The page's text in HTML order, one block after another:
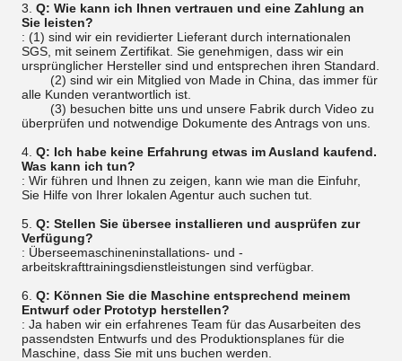
3. Q: Wie kann ich Ihnen vertrauen und eine Zahlung an
Sie leisten?
: (1) sind wir ein revidierter Lieferant durch internationalen
SGS, mit seinem Zertifikat. Sie genehmigen, dass wir ein
ursprünglicher Hersteller sind und entsprechen ihren Standard.
(2) sind wir ein Mitglied von Made in China, das immer für
alle Kunden verantwortlich ist.
(3) besuchen bitte uns und unsere Fabrik durch Video zu
überprüfen und notwendige Dokumente des Antrags von uns.
4. Q: Ich habe keine Erfahrung etwas im Ausland kaufend.
Was kann ich tun?
: Wir führen und Ihnen zu zeigen, kann wie man die Einfuhr,
Sie Hilfe von Ihrer lokalen Agentur auch suchen tut.
5. Q: Stellen Sie übersee installieren und ausprüfen zur
Verfügung?
: Überseemaschineninstallations- und -
arbeitskrafttrainingsdienstleistungen sind verfügbar.
6. Q: Können Sie die Maschine entsprechend meinem
Entwurf oder Prototyp herstellen?
: Ja haben wir ein erfahrenes Team für das Ausarbeiten des
passendsten Entwurfs und des Produktionsplanes für die
Maschine, dass Sie mit uns buchen werden.